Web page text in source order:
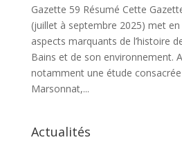
Gazette 59 Résumé Cette
(juillet à septembre 2025) met
aspects marquants de l’histoire
Bains et de son environnement.
notamment une étude
Marsonnat,...
Actualités